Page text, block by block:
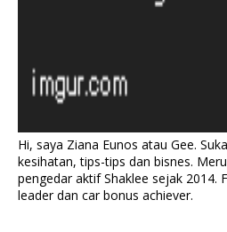
Hi, saya Ziana Eunos atau Gee.
kesihatan, tips-tips dan bisnes.
pengedar aktif Shaklee sejak 2014.
leader dan car bonus achiever.